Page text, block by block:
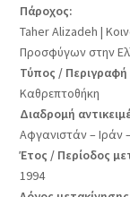
Πάροχος:
Taher Alizadeh |
Προσφύγων στην
Τύπος / Περιγραφή
Καθρεπτοθήκη
Διαδρομή
Αφγανιστάν – Ιράν
Έτος / Περίοδος
1994